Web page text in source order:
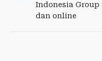
Indonesia
dan online